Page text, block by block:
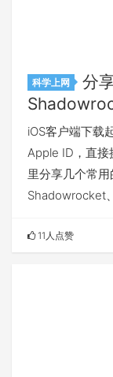
科学上网
分
iOS客户端下载
Apple ID，直接
里分享几个常
Shadowrocket
11人点赞